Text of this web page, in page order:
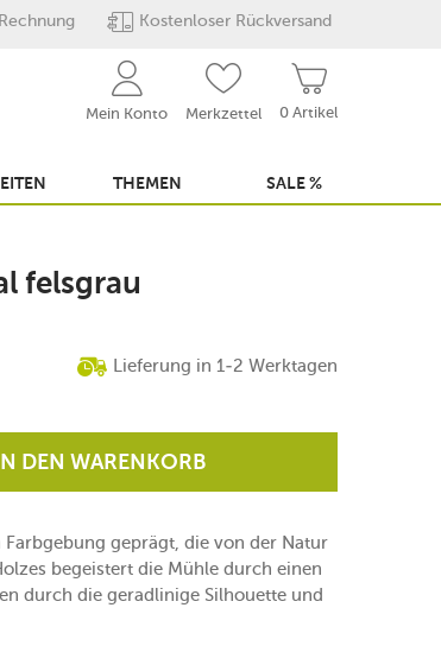
Kostenloser Rückversand
0 Artikel
Mein Konto Merkzettel
THEMEN SALE %
felsgrau
Lieferung in 1-2 Werktagen
IN DEN WARENKORB
geprägt, die von der Natur
begeistert die Mühle durch einen
durch die geradlinige Silhouette und